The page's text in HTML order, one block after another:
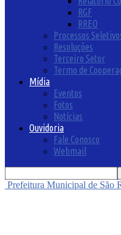
RGF
RREO
Processos
Resoluções
Terceiro Setor
Termo de
Mídia
Eventos
Fotos
Notícias
Ouvidoria
Fale Conosco
Webmail
Prefeitura Municipal de São